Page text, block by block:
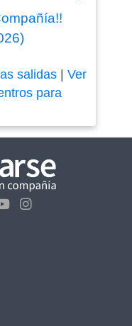
salidas| Ver
para